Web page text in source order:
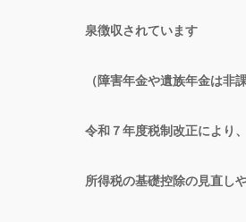
泉徴収されています
（障害年金や遺族年金は非
令和７年度税制改正により、
所得税の基礎控除の見直し